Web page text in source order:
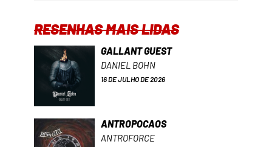
RESENHAS MAIS LIDAS
GALLANT GUEST
DANIEL BOHN
16 DE JULHO DE 2026
ANTROPOCAOS
ANTROFORCE